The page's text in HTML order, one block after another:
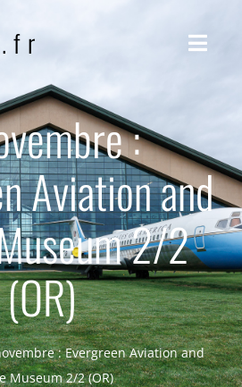
ACCUEIL
NOUS ?
PHILOSOPHIE
BLOG
CONTACT
:
Aviation and
2/2
(OR)
: Evergreen Aviation and
Museum 2/2 (OR)